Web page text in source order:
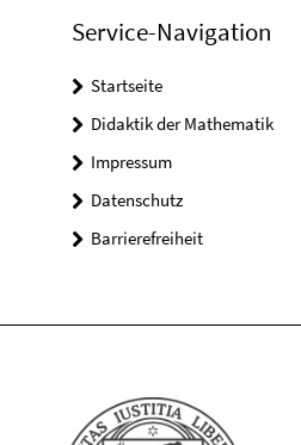
Service-Navigation
Startseite
Didaktik der Mathematik
Impressum
Datenschutz
Barrierefreiheit